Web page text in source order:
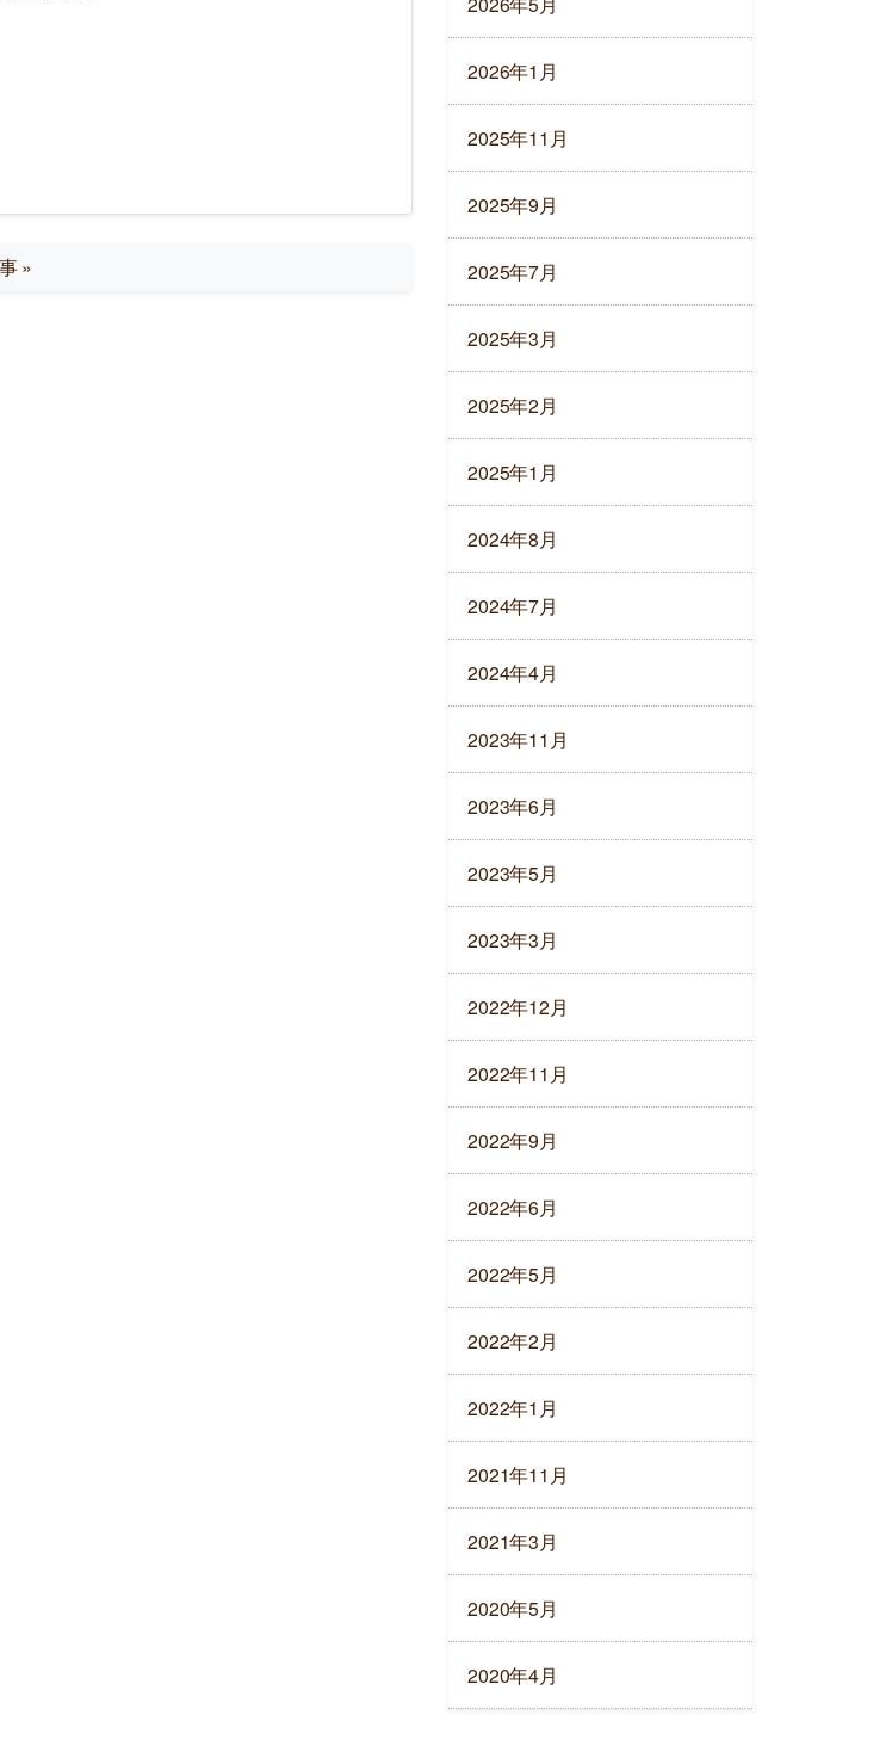
»
2026年1月
2025年11月
2025年9月
2025年7月
2025年3月
2025年2月
2025年1月
2024年8月
2024年7月
2024年4月
2023年11月
2023年6月
2023年5月
2023年3月
2022年12月
2022年11月
2022年9月
2022年6月
2022年5月
2022年2月
2022年1月
2021年11月
2021年3月
2020年5月
2020年4月